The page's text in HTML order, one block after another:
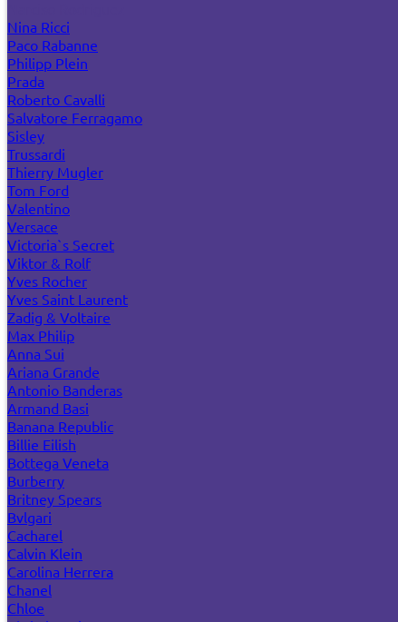
Nina Ricci
Paco Rabanne
Philipp Plein
Prada
Roberto Cavalli
Salvatore Ferragamo
Sisley
Trussardi
Thierry Mugler
Tom Ford
Valentino
Versace
Victoria`s Secret
Viktor & Rolf
Yves Rocher
Yves Saint Laurent
Zadig & Voltaire
Max Philip
Anna Sui
Ariana Grande
Antonio Banderas
Armand Basi
Banana Republic
Billie Eilish
Bottega Veneta
Burberry
Britney Spears
Bvlgari
Cacharel
Calvin Klein
Carolina Herrera
Chanel
Chloe